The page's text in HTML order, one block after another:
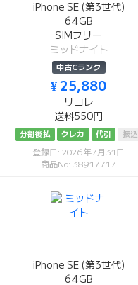
iPhone SE (第3世代)
64GB
SIMフリー
ミッドナイト
中古Cランク
¥ 25,880
リコレ
送料550円
分割後払 クレカ 代引 振込
登録日: 2026年7月31日
商品No: 38917717
iPhone SE (第3世代)
64GB